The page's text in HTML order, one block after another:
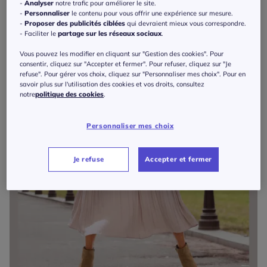
-Analyser notre trafic pour améliorer le site.
-Personnaliser le contenu pour vous offrir une expérience sur mesure.
-Proposer des publicités ciblées qui devraient mieux vous correspondre.
- Faciliter lepartage sur les réseaux sociaux.
Vous pouvez les modifier en cliquant sur "Gestion des cookies". Pour
consentir, cliquez sur "Accepter et fermer". Pour refuser, cliquez sur "Je
refuse". Pour gérer vos choix, cliquez sur "Personnaliser mes choix". Pour en
savoir plus sur l'utilisation des cookies et vos droits, consultez
notrepolitique des cookies.
Personnaliser mes choix
Je refuse Accepter et fermer